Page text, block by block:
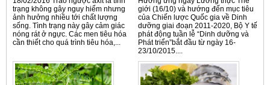
trạng không gây nguy hiểm nhưng
ảnh hưởng nhiều tới chất lượng
sống. Tình trạng này gây cảm giác
nóng rát ở ngực. Các men tiêu hóa
cần thiết cho quá trình tiêu hóa,...
giới (16/10) và hướng đến mục tiêu
của Chiến lược Quốc gia về Dinh
dưỡng giai đoạn 2011-2020, Bộ Y tế
phát động tuần lễ “Dinh dưỡng và
Phát triển”bắt đầu từ ngày 16-
23/10/2015....